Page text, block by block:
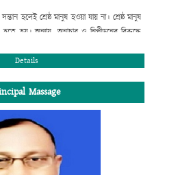
সন্তান হলেই শ্রেষ্ঠ মানুষ হওয়া যায় না। শ্রেষ্ঠ মানুষ
হয়। অন্যায়, অনাচার ও নিপীড়নের বিরুদ্ধে
পাঠ্যসূচিভুক্ত পাঠ্যক্রম শিক্ষার সাথে সাথে পরিপূর্ণ
তোমার একটি সঠিক পরিকল্পনা প্রয়োজন।
পথ নিদের্শনা দিবে।
Details
Massage